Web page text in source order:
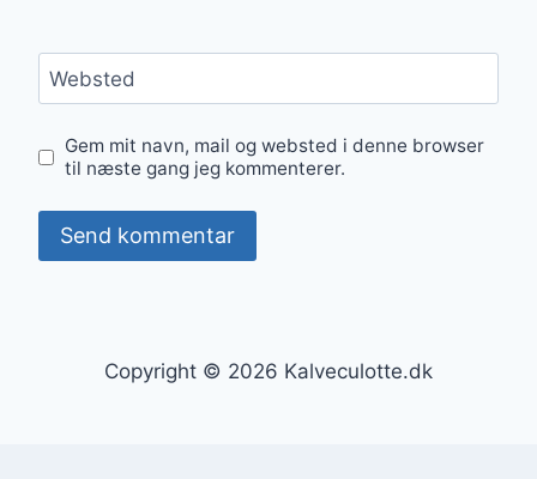
Websted
Gem mit navn, mail og websted i denne browser
til næste gang jeg kommenterer.
Copyright © 2026 Kalveculotte.dk